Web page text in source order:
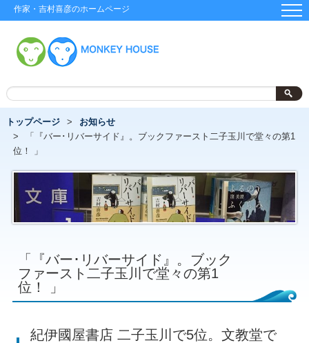
作家・吉村喜彦のホームページ
トップページ
お知らせ
「『バー･リバーサイド』。ブックファースト二子玉川で堂々の第1
位！ 」
「『バー･リバーサイド』。ブック
ファースト二子玉川で堂々の第1
位！ 」
紀伊國屋書店 二子玉川で5位。文教堂で